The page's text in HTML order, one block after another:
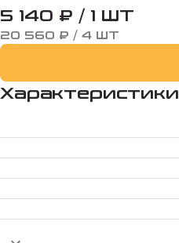
5 140 ₽ / 1 ШТ
20 560 ₽ / 4 ШТ
Характеристики